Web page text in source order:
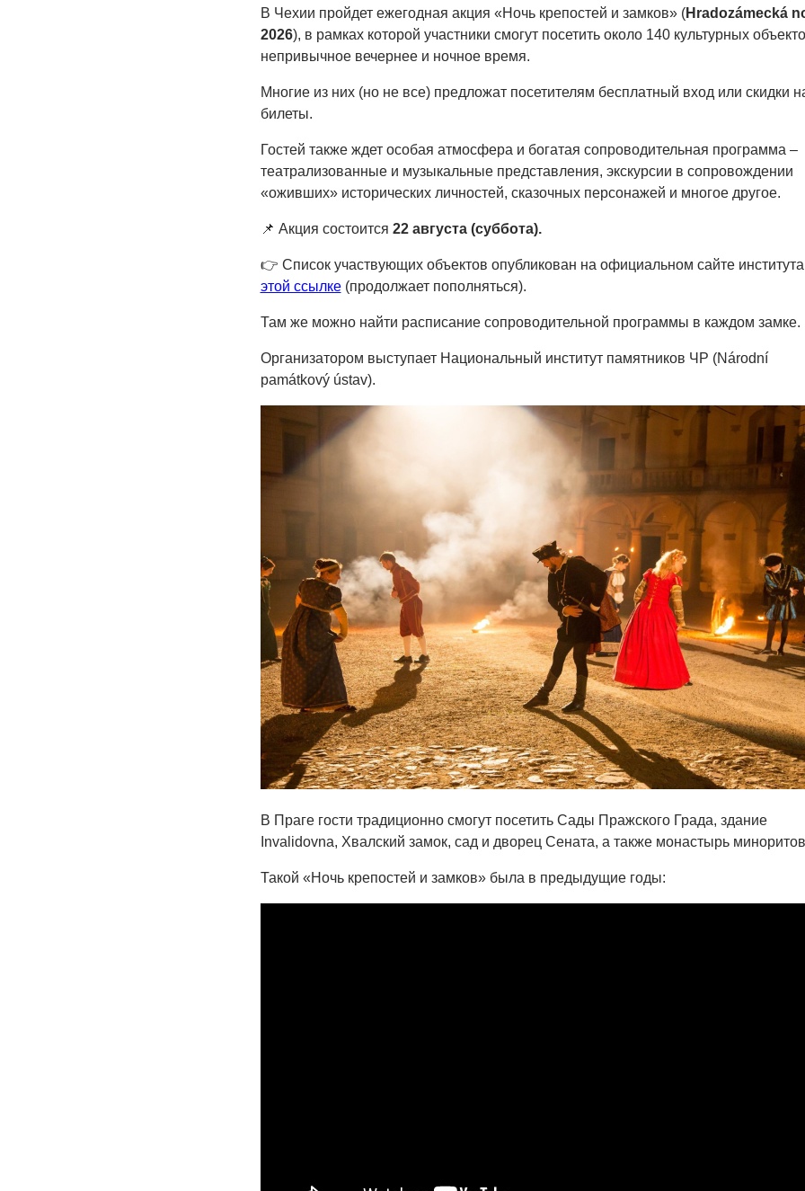
В Чехии пройдет ежегодная акция «Ночь крепостей и замков» (Hradozámecká
2026), в рамках которой участники смогут посетить около 140 культурных
непривычное вечернее и ночное время.
Многие из них (но не все) предложат посетителям бесплатный вход или скидки
билеты.
Гостей также ждет особая атмосфера и богатая сопроводительная программа –
театрализованные и музыкальные представления, экскурсии в сопровождении
«оживших» исторических личностей, сказочных персонажей и многое другое.
📌 Акция состоится 22 августа (суббота).
👉 Список участвующих объектов опубликован на официальном сайте
этой ссылке(продолжает пополняться).
Там же можно найти расписание сопроводительной программы в каждом замке.
Организатором выступает Национальный институт памятников ЧР (Národní
památkový ústav).
В Праге гости традиционно смогут посетить Сады Пражского Града, здание
Invalidovna, Хвалский замок, сад и дворец Сената, а также монастырь
Такой «Ночь крепостей и замков» была в предыдущие годы: